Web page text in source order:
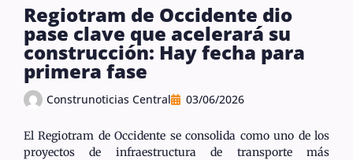
Regiotram de Occidente dio
pase clave que acelerará su
construcción: Hay fecha para
primera fase
Construnoticias Central 03/06/2026
El Regiotram de Occidente se consolida como uno de los
proyectos de infraestructura de transporte más